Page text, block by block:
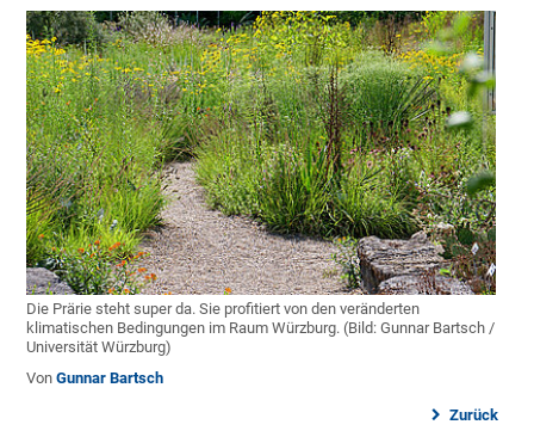
Die Prärie steht super da. Sie profitiert von den veränderten
klimatischen Bedingungen im Raum Würzburg. (Bild: Gunnar Bartsch /
Universität Würzburg)
VonGunnar Bartsch
Zurück